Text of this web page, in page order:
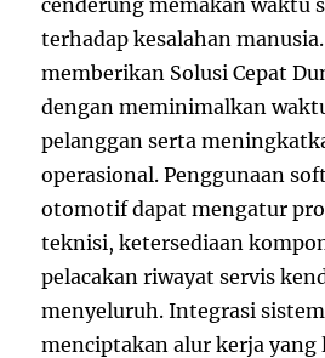
terhadap kesalahan manusia.
memberikan Solusi Cepat
dengan meminimalkan
pelanggan serta
operasional. Penggunaan
otomotif dapat mengatur
teknisi, ketersediaan
pelacakan riwayat servis
menyeluruh. Integrasi
menciptakan alur kerja yang